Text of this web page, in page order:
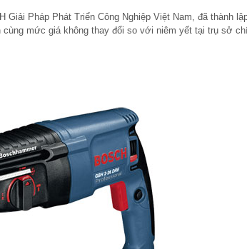
Giải Pháp Phát Triển Công Nghiệp Việt Nam, đã thành
mức giá không thay đổi so với niêm yết tại trụ sở